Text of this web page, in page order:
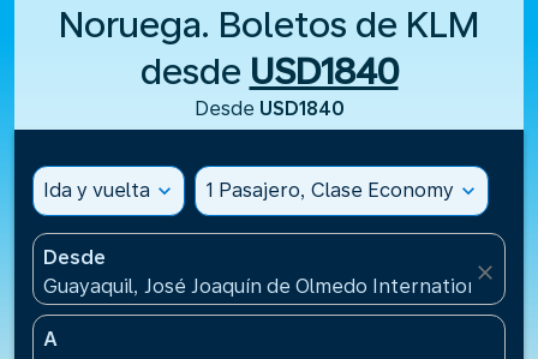
Noruega. Boletos de KLM
desde USD1840
Desde USD1840
Ida y vuelta expand_more 1 Pasajero, Clase Economy expand_more
Desde
Guayaquil, José Joaquín de Olmedo International
close
A